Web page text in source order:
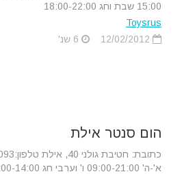
15:00 שבת וחג 18:00-22:00
Toysrus
הום סנטר אילת